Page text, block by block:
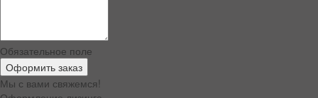
Обязательное поле
Оформить заказ
Мы с вами свяжемся!